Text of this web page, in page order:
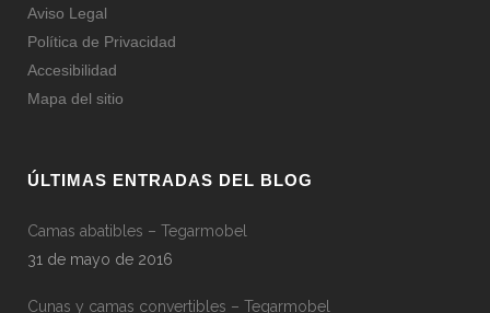
Aviso Legal
Política de Privacidad
Accesibilidad
Mapa del sitio
ÚLTIMAS ENTRADAS DEL BLOG
Camas abatibles – Tegarmobel
31 de mayo de 2016
Cunas y camas convertibles – Tegarmobel